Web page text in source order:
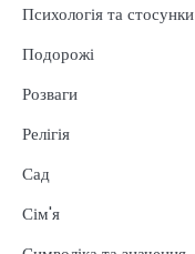
Психологія та стосунки
Подорожі
Розваги
Релігія
Сад
Сім'я